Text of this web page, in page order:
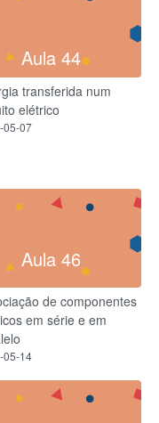
Aula 44
transferida num
elétrico
05-07
Aula 46
de componentes
em série e em
05-14